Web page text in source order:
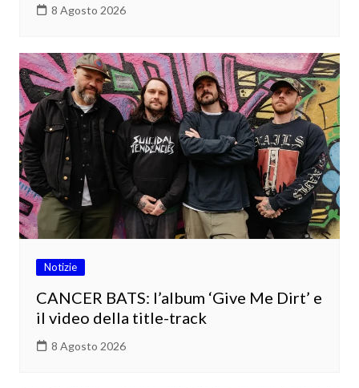
8 Agosto 2026
Notizie
CANCER BATS: l’album ‘Give Me Dirt’ e
il video della title-track
8 Agosto 2026